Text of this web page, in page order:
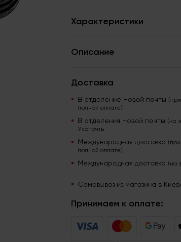
Характеристики
Описание
Доставка
В отделение Новой почты
полной оплате)
В отделения Новой почты (на
Укрпочты
Международная доставка
полной оплате)
Международная доставка (на
Самовывоз из магазина в
Принимаем к оплате: